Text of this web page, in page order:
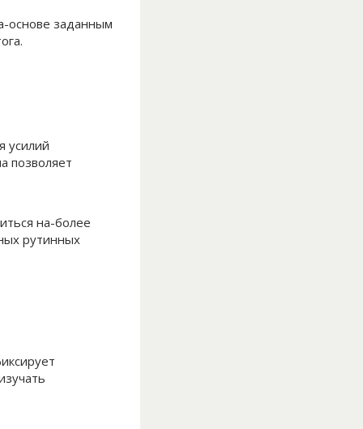
основе заданным
усилий
позволяет
на-более
рутинных